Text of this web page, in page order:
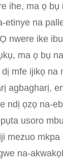
ihe, ma ọ bụ
etinye na
nwere ike
ma ọ bụ
mfe ijikọ na
agbagharị,
ndị ọzọ na-
usoro
mezuo mkpa
na-